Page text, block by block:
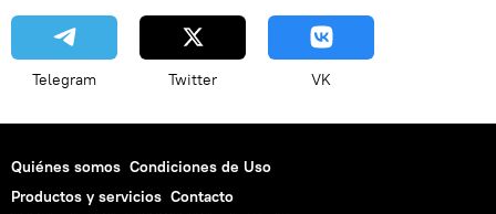
Telegram Twitter VK
Quiénes somos Condiciones de Uso
Productos y servicios Contacto